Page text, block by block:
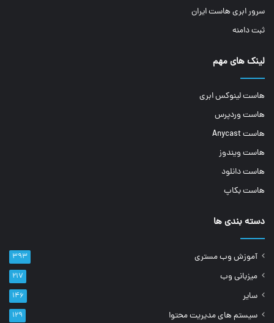
سرور ابری هاست ایران
ثبت دامنه
لینک های مهم
هاست لینوکس ابری
هاست وردپرس
هاست Anycast
هاست ویندوز
هاست دانلود
هاست بکاپ
دسته بندی ها
آموزش وب مستری ۳۹۳
میزبانی وب ۲۱۷
سایر ۱۴۶
سیستم های مدیریت محتوا ۱۲۹